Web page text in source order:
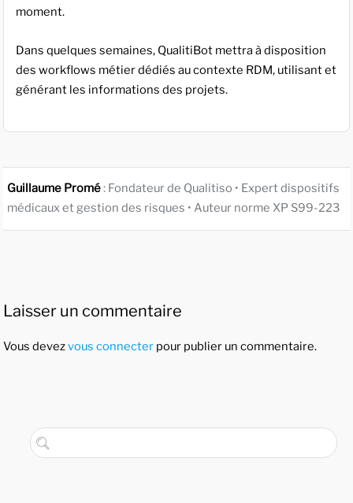
moment.
Dans quelques semaines, QualitiBot mettra à disposition
des workflows métier dédiés au contexte RDM, utilisant et
générant les informations des projets.
Guillaume Promé: Fondateur de Qualitiso • Expert dispositifs
médicaux et gestion des risques • Auteur norme XP S99-223
Laisser un commentaire
Vous devezvous connecter pour publier un commentaire.